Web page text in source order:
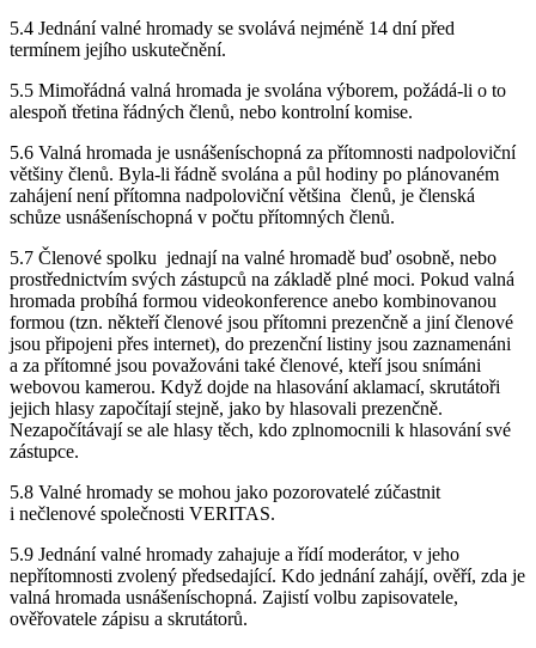
5.4 Jednání valné hromady se svolává nejméně 14 dní před
termínem jejího uskutečnění.
5.5 Mimořádná valná hromada je svolána výborem, požádá-li o to
alespoň třetina řádných členů, nebo kontrolní komise.
5.6 Valná hromada je usnášeníschopná za přítomnosti nadpoloviční
většiny členů. Byla-li řádně svolána a půl hodiny po plánovaném
zahájení není přítomna nadpoloviční většina členů, je členská
schůze usnášeníschopná v počtu přítomných členů.
5.7 Členové spolku jednají na valné hromadě buď osobně, nebo
prostřednictvím svých zástupců na základě plné moci. Pokud valná
hromada probíhá formou videokonference anebo kombinovanou
formou (tzn. někteří členové jsou přítomni prezenčně a jiní členové
jsou připojeni přes internet), do prezenční listiny jsou zaznamenáni
a za přítomné jsou považováni také členové, kteří jsou snímáni
webovou kamerou. Když dojde na hlasování aklamací, skrutátoři
jejich hlasy započítají stejně, jako by hlasovali prezenčně.
Nezapočítávají se ale hlasy těch, kdo zplnomocnili k hlasování své
zástupce.
5.8 Valné hromady se mohou jako pozorovatelé zúčastnit
i nečlenové společnosti VERITAS.
5.9 Jednání valné hromady zahajuje a řídí moderátor, v jeho
nepřítomnosti zvolený předsedající. Kdo jednání zahájí, ověří, zda je
valná hromada usnášeníschopná. Zajistí volbu zapisovatele,
ověřovatele zápisu a skrutátorů.